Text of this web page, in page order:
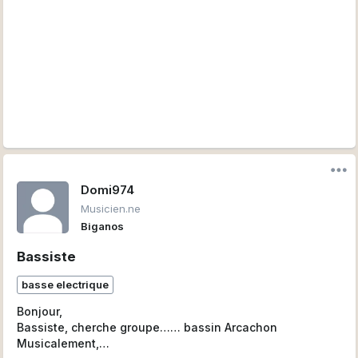
Domi974
Musicien.ne
Biganos
Bassiste
basse electrique
Bonjour,
Bassiste, cherche groupe…… bassin Arcachon
Musicalement,